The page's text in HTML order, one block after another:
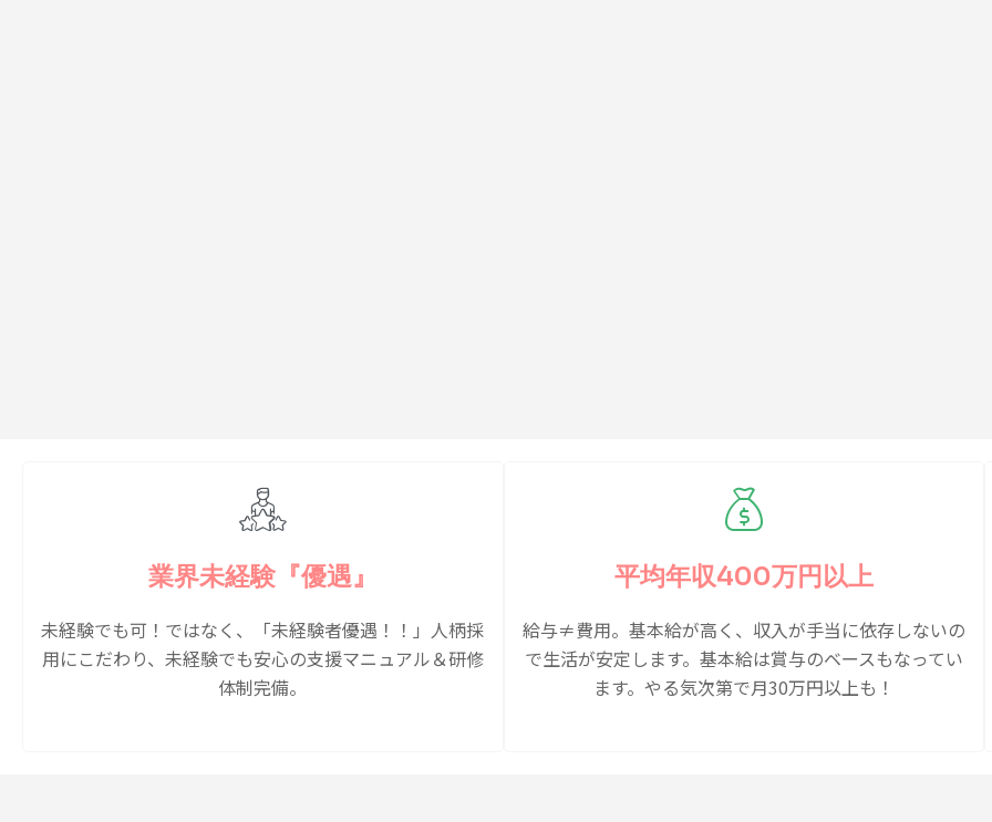
業界未経験『優遇』
未経験でも可！ではなく、「未経験者優遇！！」人柄採
用にこだわり、未経験でも安心の支援マニュアル＆研修
体制完備。
平均年収400万円以上
給与≠費用。基本給が高く、収入が手当に依存しないの
で生活が安定します。基本給は賞与のベースもなってい
ます。やる気次第で月30万円以上も！